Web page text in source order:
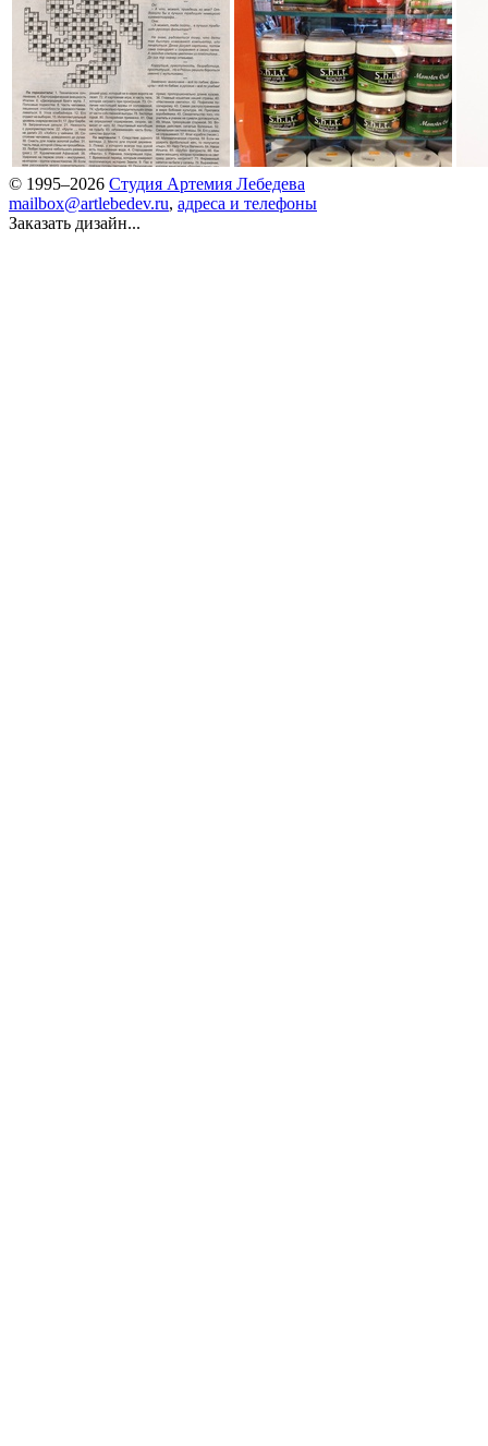
© 1995–2026 Студия Артемия Лебедева
mailbox@artlebedev.ru, адреса и телефоны
Заказать дизайн...